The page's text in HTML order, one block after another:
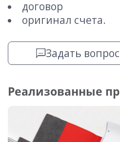
договор
оригинал счета.
Задать
Реализованные